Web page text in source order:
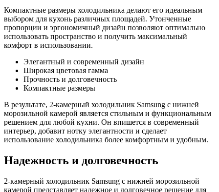
Компактные размеры холодильника делают его идеальным
выбором для кухонь различных площадей. Утонченные
пропорции и эргономичный дизайн позволяют оптимально
использовать пространство и получить максимальный
комфорт в использовании.
Элегантный и современный дизайн
Широкая цветовая гамма
Прочность и долговечность
Компактные размеры
В результате, 2-камерный холодильник Samsung с нижней
морозильной камерой является стильным и функциональным
решением для любой кухни. Он впишется в современный
интерьер, добавит нотку элегантности и сделает
использование холодильника более комфортным и удобным.
Надежность и долговечность
2-камерный холодильник Samsung с нижней морозильной
камерой представляет надежное и долговечное решение для